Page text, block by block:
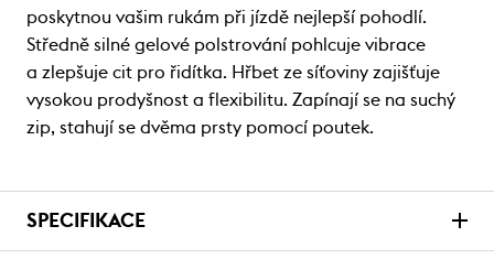
poskytnou vašim rukám při jízdě nejlepší pohodlí.
Středně silné gelové polstrování pohlcuje vibrace
a zlepšuje cit pro řidítka. Hřbet ze síťoviny zajišťuje
vysokou prodyšnost a flexibilitu. Zapínají se na suchý
zip, stahují se dvěma prsty pomocí poutek.
SPECIFIKACE